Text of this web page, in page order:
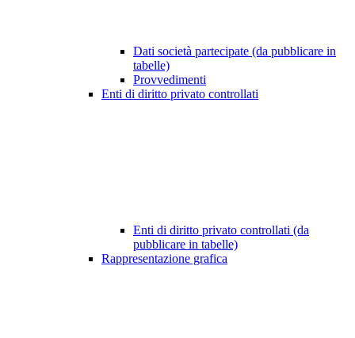
Dati società partecipate (da pubblicare in
tabelle)
Provvedimenti
Enti di diritto privato controllati
Enti di diritto privato controllati (da
pubblicare in tabelle)
Rappresentazione grafica